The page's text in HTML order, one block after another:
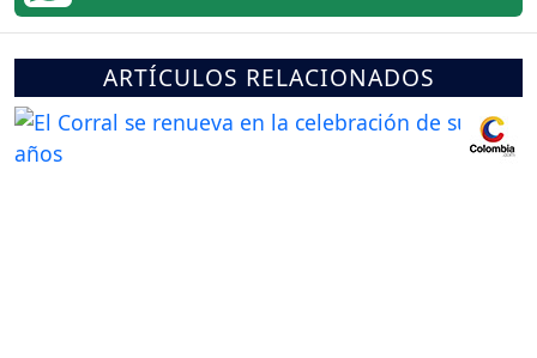
ARTÍCULOS RELACIONADOS